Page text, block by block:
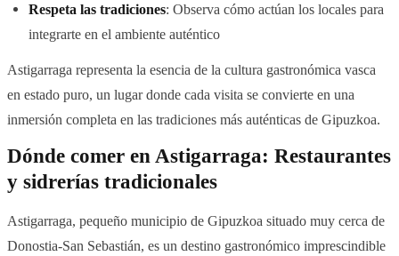
Respeta las tradiciones: Observa cómo actúan los locales para
integrarte en el ambiente auténtico
Astigarraga representa la esencia de la cultura gastronómica vasca
en estado puro, un lugar donde cada visita se convierte en una
inmersión completa en las tradiciones más auténticas de Gipuzkoa.
Dónde comer en Astigarraga: Restaurantes
y sidrerías tradicionales
Astigarraga, pequeño municipio de Gipuzkoa situado muy cerca de
Donostia-San Sebastián, es un destino gastronómico imprescindible